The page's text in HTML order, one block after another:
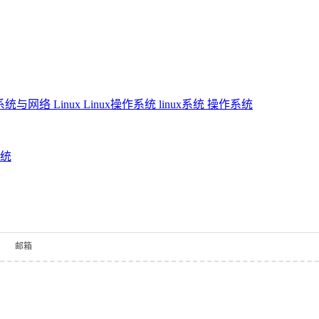
统与网络 Linux Linux操作系统 linux系统 操作系统
邮箱